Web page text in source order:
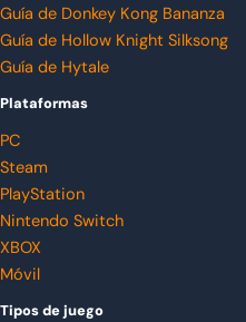
Guía de Donkey Kong Bananza
Guía de Hollow Knight Silksong
Guía de Hytale
Plataformas
PC
Steam
PlayStation
Nintendo Switch
XBOX
Móvil
Tipos de juego